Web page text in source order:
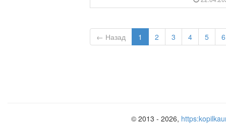
← Назад 1 2 3 4 5 6
© 2013 - 2026,